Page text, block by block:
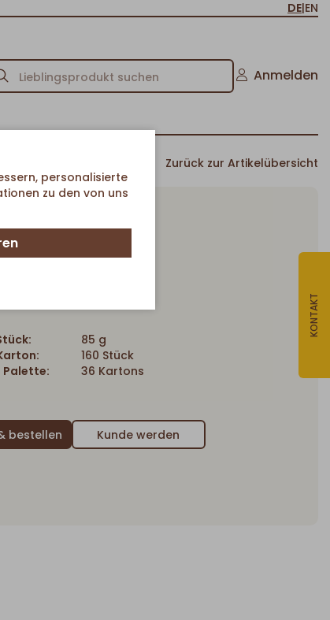
DE|EN
Anmelden
Zurück zur Artikelübersicht
85 g
160 Stück
Palette:
36 Kartons
Kunde werden
KONTAKT
personalisierte
zu den von uns